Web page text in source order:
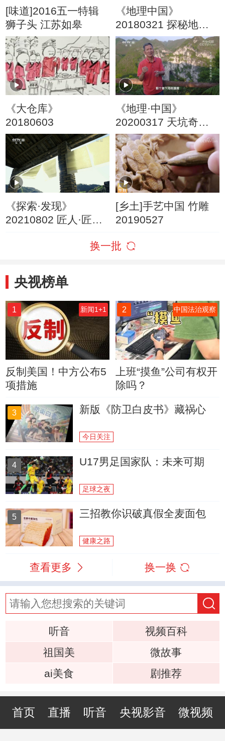
[味道]2016五一特辑
狮子头 江苏如皋
《地理中国》
20180321 探秘地下
空间·“神龙”谜影
《大仓库》
20180603
《地理·中国》
20200317 天坑奇境·
秘境大石围 下
《探索·发现》
20210802 匠人·匠心
[乡土]手艺中国 竹雕
20190527
换一批
央视榜单
1 新闻1+1
反制美国！中方公布5
项措施
2 中国法治观察
上班“摸鱼”公司有权开
除吗？
3 新版《防卫白皮书》藏祸心
今日关注
4 U17男足国家队：未来可期
足球之夜
5 三招教你识破真假全麦面包
健康之路
查看更多 换一换
听音
视频百科
祖国美
微故事
ai美食
剧推荐
首页 直播 听音 央视影音 微视频